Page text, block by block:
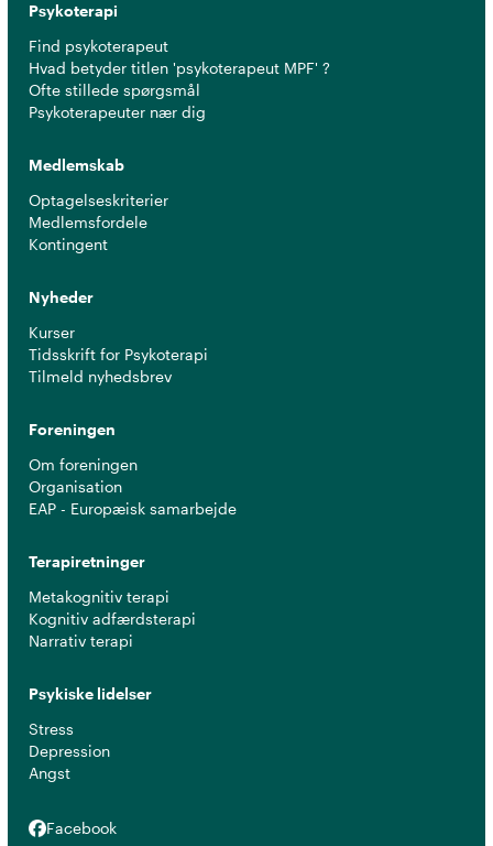
Psykoterapi
Find psykoterapeut
Hvad betyder titlen 'psykoterapeut MPF' ?
Ofte stillede spørgsmål
Psykoterapeuter nær dig
Medlemskab
Optagelseskriterier
Medlemsfordele
Kontingent
Nyheder
Kurser
Tidsskrift for Psykoterapi
Tilmeld nyhedsbrev
Foreningen
Om foreningen
Organisation
EAP - Europæisk samarbejde
Terapiretninger
Metakognitiv terapi
Kognitiv adfærdsterapi
Narrativ terapi
Psykiske lidelser
Stress
Depression
Angst
Facebook
Facebook